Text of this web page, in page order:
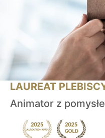
LAUREAT
Animator z